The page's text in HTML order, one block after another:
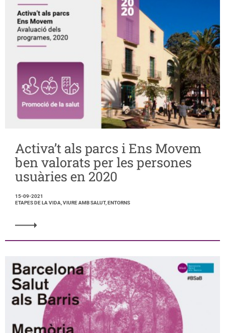
Activa’t als parcs i Ens Movem
ben valorats per les persones
usuàries en 2020
15-09-2021
ETAPES DE LA VIDA, VIURE AMB SALUT, ENTORNS